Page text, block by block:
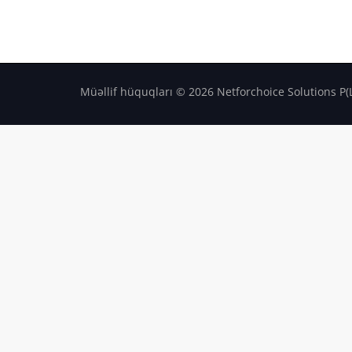
Müəllif hüquqları © 2026 Netforchoice Solutions